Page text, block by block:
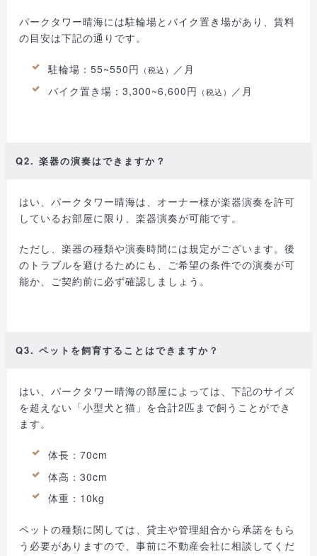
パークタワー晴海には駐輪場とバイク置き場があり、賃料
の目安は下記の通りです。
駐輪場：55~550円 （税込）
／月
バイク置き場：3,300~6,600円 （税込） ／月
Q2. 楽器の演奏はできますか？
はい、パークタワー晴海は、オーナー様が楽器演奏を許可
しているお部屋に限り、楽器演奏が可能です。
ただし、楽器の種類や演奏時間には規定がございます。後
のトラブルを避けるためにも、ご希望の条件での演奏が可
能か、ご契約前に必ず確認しましょう。
Q3. ペットを飼育することはできますか？
はい、パークタワー晴海の部屋によっては、下記のサイズ
を超えない「小型犬と猫」を合計2匹まで飼うことができ
ます。
体長：70cm
体高：30cm
体重：10kg
ペットの種類に関しては、貸主や管理組合から承諾をもら
う必要がありますので、事前に不動産会社に相談してくだ